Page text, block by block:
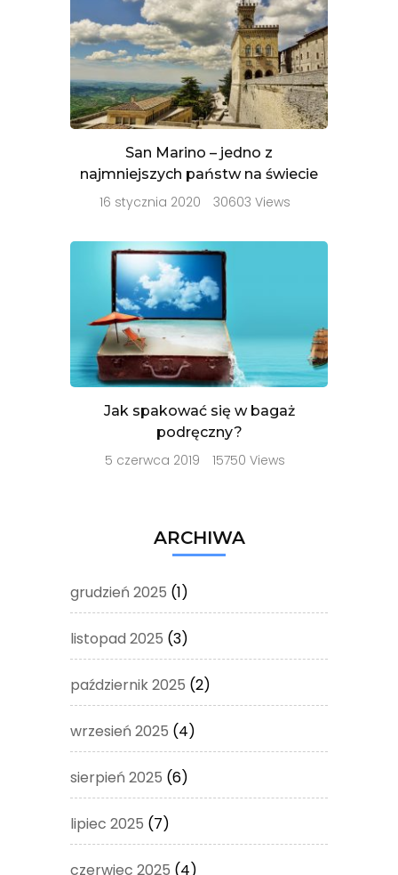
San Marino – jedno z
najmniejszych państw na świecie
16 stycznia 2020 30603 Views
Jak spakować się w bagaż
podręczny?
5 czerwca 2019 15750 Views
ARCHIWA
grudzień 2025 (1)
listopad 2025 (3)
październik 2025 (2)
wrzesień 2025 (4)
sierpień 2025 (6)
lipiec 2025 (7)
czerwiec 2025 (4)